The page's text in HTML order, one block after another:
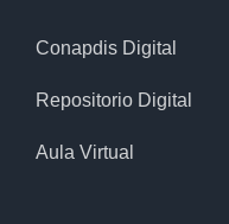
Conapdis Digital
Repositorio Digital
Aula Virtual